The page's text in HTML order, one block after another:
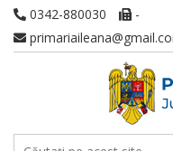
0342-880030
-